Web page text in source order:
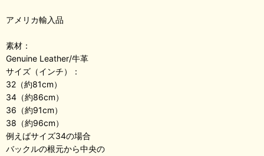
アメリカ輸入品
素材：
Genuine Leather/牛革
サイズ（インチ）：
32（約81cm）
34（約86cm）
36（約91cm）
38（約96cm）
例えばサイズ34の場合
バックルの根元から中央の